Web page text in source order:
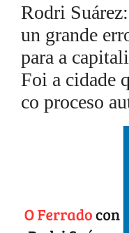
Rodri
un grande
para a
Foi a cidade
co proceso